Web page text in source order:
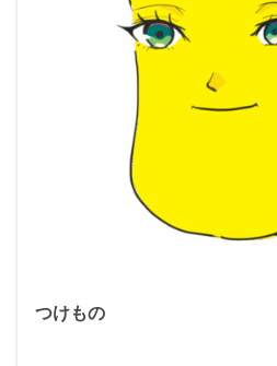
つけもの